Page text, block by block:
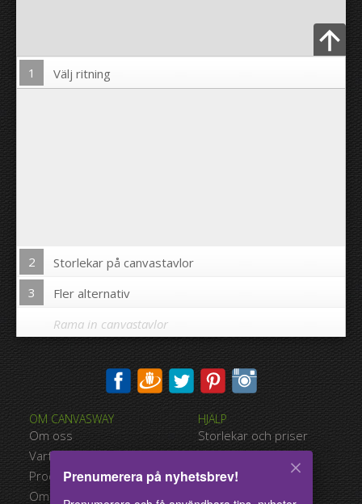
Ladda upp foto
1 Välj ritning
2
Storlekar på canvastavlor
3
Fler alternativ
Skriva ut bilden på kanterna av din canvastavla:
Nej
Rama in canvastavlor
OM CANVASWAY
Om oss
Varför Canvasway.com
Produktkvalitet
Omdömen
HJÄLP
Storlekar och priser
Betalningsalternativ
Typer av leverans
Användarvillkor
Prenumerera på nyhetsbrev!